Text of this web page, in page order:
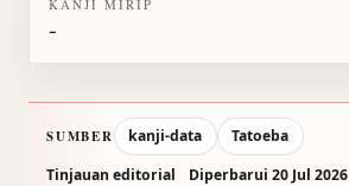
KANJI MIRIP
-
SUMBER kanji-data
Tatoeba
Tinjauan editorial
Diperbarui 20 Jul 2026